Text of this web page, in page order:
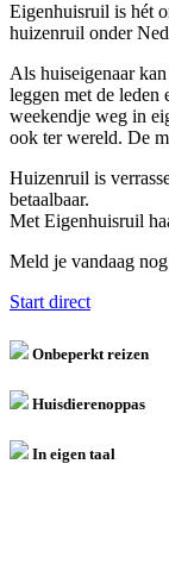
Eigenhuisruil is hét
huizenruil onder
Als huiseigenaar
leggen met de leden
weekendje weg in
ook ter wereld. De
Huizenruil is
betaalbaar.
Met Eigenhuisruil
Meld je vandaag
Start direct
Onbeperkt reizen
Huisdierenoppas
In eigen taal